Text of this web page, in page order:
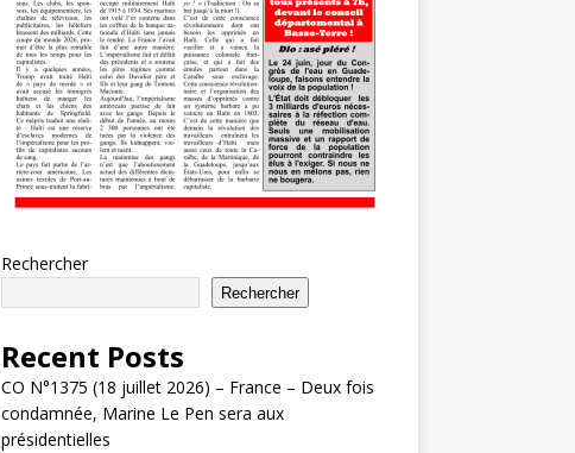
Rechercher
Rechercher
Recent Posts
CO N°1375 (18 juillet 2026) – France – Deux fois
condamnée, Marine Le Pen sera aux
présidentielles